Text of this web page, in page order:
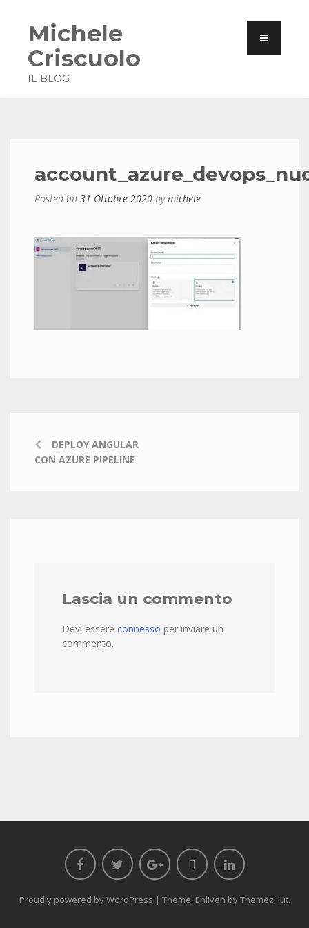
Michele
Criscuolo
IL BLOG
Posted on 31 Ottobre 2020 bymichele
DEPLOY ANGULAR
CON AZURE PIPELINE
Lascia un commento
Devi essere connesso per inviare un
commento.
Proudly powered by WordPress | Theme: Enliven byThemezHut.